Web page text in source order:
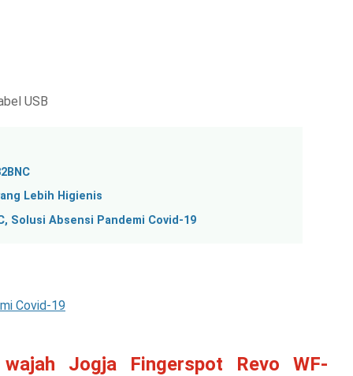
USB
Lebih Higienis
Solusi Absensi Pandemi Covid-19
Covid-19
Jogja Fingerspot Revo WF-